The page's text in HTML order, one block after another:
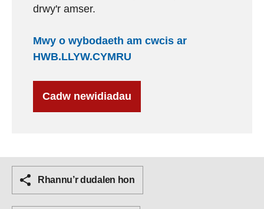
drwy'r amser.
Mwy o wybodaeth am cwcis ar
HWB.LLYW.CYMRU
Cadw newidiadau
Rhannu’r dudalen hon